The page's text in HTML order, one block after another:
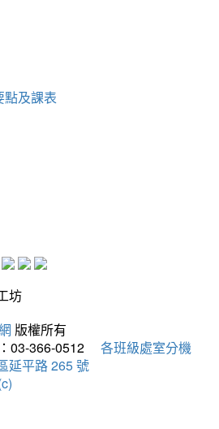
點及課表
坊
版權所有
03-366-0512
各班級處室分機
延平路 265 號